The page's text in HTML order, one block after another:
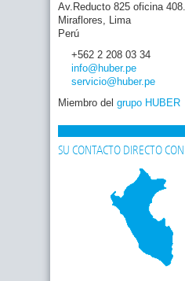
Av.Reducto 825 oficina 408.
Miraflores, Lima
Perú
+562 2 208 03 34
info@huber.pe
servicio@huber.pe
Miembro del grupo HUBER
SU CONTACTO DIRECTO